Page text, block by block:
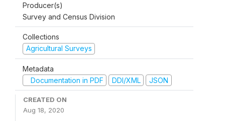
Producer(s)
Survey and Census Division
Collections
Agricultural Surveys
Metadata
Documentation in PDF
DDI/XML JSON
CREATED ON
Aug 18, 2020